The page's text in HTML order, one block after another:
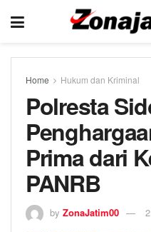
Home Hukum dan Kriminal
Polresta
Prima dari
PANRB
by ZonaJatim00